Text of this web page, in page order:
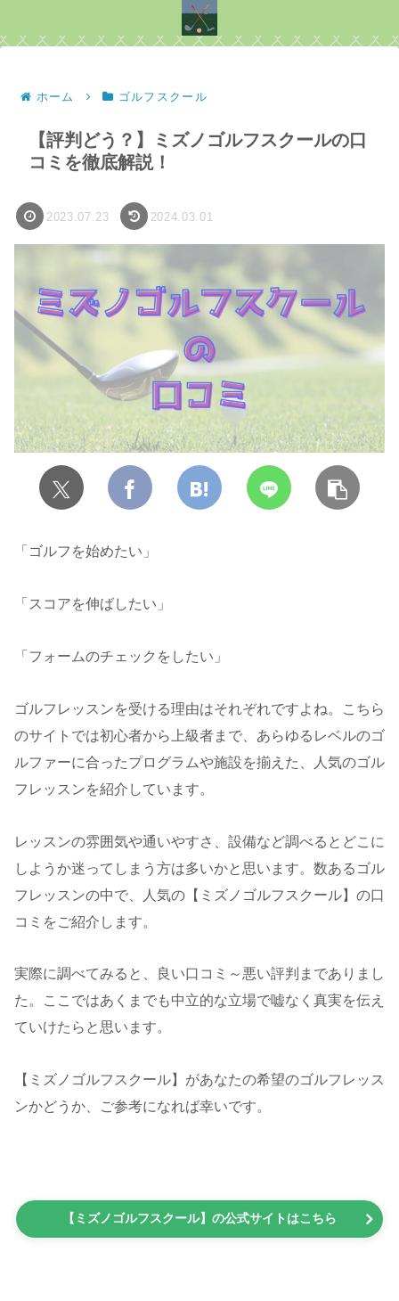
ホーム ゴルフスクール
【評判どう？】ミズノゴルフスクールの口
コミを徹底解説！
2023.07.23 2024.03.01
「ゴルフを始めたい」
「スコアを伸ばしたい」
「フォームのチェックをしたい」
ゴルフレッスンを受ける理由はそれぞれですよね。こちら
のサイトでは初心者から上級者まで、あらゆるレベルのゴ
ルファーに合ったプログラムや施設を揃えた、人気のゴル
フレッスンを紹介しています。
レッスンの雰囲気や通いやすさ、設備など調べるとどこに
しようか迷ってしまう方は多いかと思います。数あるゴル
フレッスンの中で、人気の【ミズノゴルフスクール】の口
コミをご紹介します。
実際に調べてみると、良い口コミ～悪い評判までありまし
た。ここではあくまでも中立的な立場で嘘なく真実を伝え
ていけたらと思います。
【ミズノゴルフスクール】があなたの希望のゴルフレッス
ンかどうか、ご参考になれば幸いです。
【ミズノゴルフスクール】の公式サイトはこちら